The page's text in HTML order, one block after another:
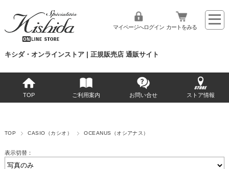
キシダ・オンラインストア | 正規販売店 通販サイト
マイページへログイン カートをみる
TOP ご利用案内 お問い合せ ストア情報
TOP CASIO（カシオ） OCEANUS（オシアナス）
表示切替：